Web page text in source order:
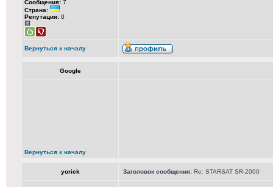
Сообщения: 7
Страна:
Репутация: 0
Вернуться к началу
Google
Вернуться к началу
yorick Заголовок сообщения: Re: STARSAT SR-2000